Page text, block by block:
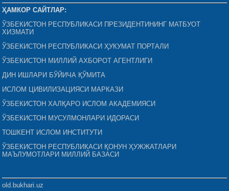
ҲАМКОР САЙТЛАР:
ЎЗБЕКИСТОН РЕСПУБЛИКАСИ ПРЕЗИДЕНТИНИНГ МАТБУОТ
ХИЗМАТИ
ЎЗБЕКИСТОН РЕСПУБЛИКАСИ ҲУКУМАТ ПОРТАЛИ
ЎЗБЕКИСТОН МИЛЛИЙ АХБОРОТ АГЕНТЛИГИ
ДИН ИШЛАРИ БЎЙИЧА ҚЎМИТА
ИСЛОМ ЦИВИЛИЗАЦИЯСИ МАРКАЗИ
ЎЗБЕКИСТОН ХАЛҚАРО ИСЛОМ АКАДЕМИЯСИ
ЎЗБЕКИСТОН МУСУЛМОНЛАРИ ИДОРАСИ
ТОШКЕНТ ИСЛОМ ИНСТИТУТИ
ЎЗБЕКИСТОН РЕСПУБЛИКАСИ ҚОНУН ҲУЖЖАТЛАРИ
МАЪЛУМОТЛАРИ МИЛЛИЙ БАЗАСИ
old.bukhari.uz